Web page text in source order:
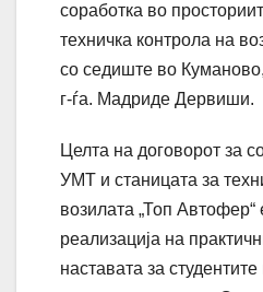
соработка во
техничка контрола на
со седиште во
г-ѓа. Мадриде Дервиши.
Целта на договорот за
УМТ и станицата за
возилата „Топ Автофер“
реализација на
наставата за